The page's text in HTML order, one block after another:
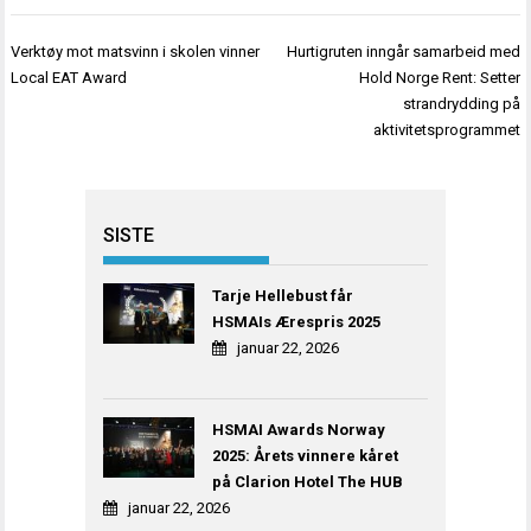
Innleggsnavigasjon
Verktøy mot matsvinn i skolen vinner
Local EAT Award
Hurtigruten inngår samarbeid med
Hold Norge Rent: Setter
strandrydding på
aktivitetsprogrammet
SISTE
Tarje Hellebust får
HSMAIs Ærespris 2025
januar 22, 2026
HSMAI Awards Norway
2025: Årets vinnere kåret
på Clarion Hotel The HUB
januar 22, 2026